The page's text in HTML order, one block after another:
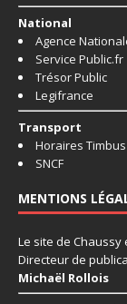
National
Agence
Service Public.fr
Trésor Public
Legifrance
Transport
Horaires Timbus
SNCF
MENTIONS
Le site de Chaussy
Directeur de
Michaël Rollois